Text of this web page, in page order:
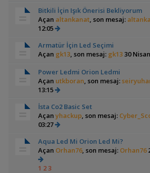
Bitkili İçin Işık Önerisi Bekliyorum
Açan altankanat, son mesaj:
12:05
Armatür İçin Led Seçimi
Açan gk13, son mesaj: gk1330 Nisan
Power Ledmi Orion Ledmi
Açan utkboran, son mesaj:
13:15
İsta Co2 Basic Set
Açan yhackup, son mesaj:
03:27
Aqua Led Mi Orion Led Mi?
Açan Orhan76, son mesaj: Orhan76
1 23